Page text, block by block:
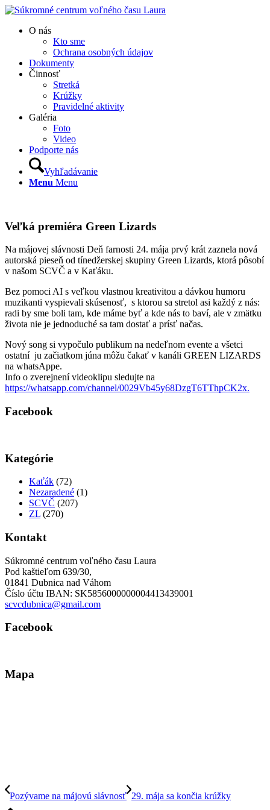
O nás
Kto sme
Ochrana osobných údajov
Dokumenty
Činnosť
Stretká
Krúžky
Pravidelné aktivity
Galéria
Foto
Video
Podporte nás
Vyhľadávanie
Menu Menu
Veľká premiéra Green Lizards
Na májovej slávnosti Deň farnosti 24. mája prvý krát zaznela nová
autorská pieseň od tínedžerskej skupiny Green Lizards, ktorá pôsobí
v našom SCVČ a v Kaťáku.
Bez pomoci AI s veľkou vlastnou kreativitou a dávkou humoru
muzikanti vyspievali skúsenosť, s ktorou sa stretol asi každý z nás:
radi by sme boli tam, kde máme byť a kde nás to baví, ale v zmätku
života nie je jednoduché sa tam dostať a prísť načas.
Nový song si vypočulo publikum na nedeľnom evente a všetci
ostatní ju začiatkom júna môžu čakať v kanáli GREEN LIZARDS
na whatsAppe.
Info o zverejnení videoklipu sledujte na
https://whatsapp.com/channel/0029Vb45y68DzgT6TThpCK2x.
Facebook
Kategórie
Kaťák (72)
Nezaradené (1)
SCVČ (207)
ZL (270)
Kontakt
Súkromné centrum voľného času Laura
Pod kaštieľom 639/30,
01841 Dubnica nad Váhom
Číslo účtu IBAN: SK5856000000004413439001
scvcdubnica@gmail.com
Facebook
Mapa
Pozývame na májovú slávnosť 29. mája sa končia krúžky